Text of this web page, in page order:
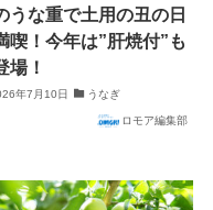
うな重で土用の丑の日
喫！今年は”肝焼付”も
場！
年7月10日 うなぎ
ロモア編集部